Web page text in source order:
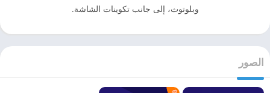
وبلوتوث، إلى جانب تكوينات الشاشة.
الصور